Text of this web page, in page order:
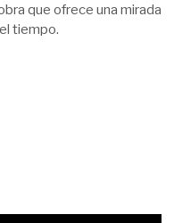
que ofrece una mirada
tiempo.